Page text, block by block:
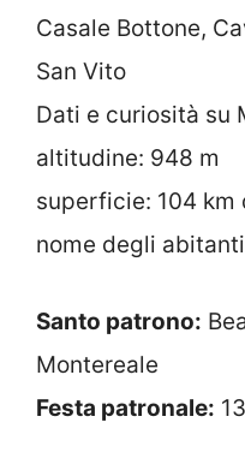
Casale Bottone,
San Vito
Dati e curiosità su
altitudine: 948 m
superficie: 104 km
nome degli
Santo patrono:
Montereale
Festa patronale: